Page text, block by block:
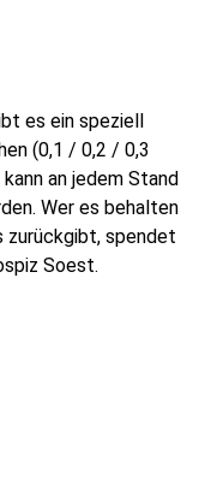
es ein speziell
(0,1 / 0,2 / 0,3
an jedem Stand
Wer es behalten
zurückgibt, spendet
Soest.